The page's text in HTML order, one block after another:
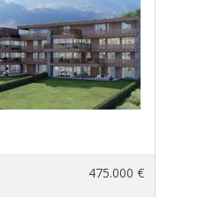
475.000 €